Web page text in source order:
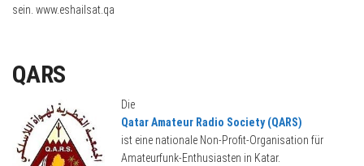
sein. www.eshailsat.qa
QARS
Die
Qatar Amateur Radio Society (QARS)
ist eine nationale Non-Profit-Organisation für
Amateurfunk-Enthusiasten in Katar.